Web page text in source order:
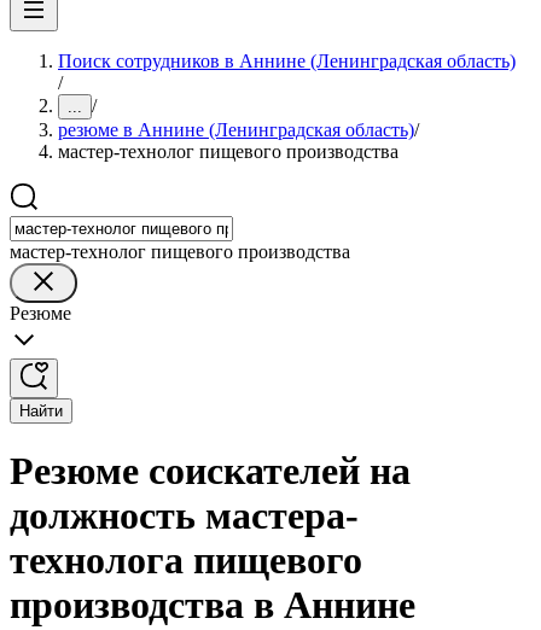
Поиск сотрудников в Аннине (Ленинградская область)
/
... /
резюме в Аннине (Ленинградская область)/
мастер-технолог пищевого производства
мастер-технолог пищевого производства
Резюме
Найти
Резюме соискателей на
должность мастера-
технолога пищевого
производства в Аннине